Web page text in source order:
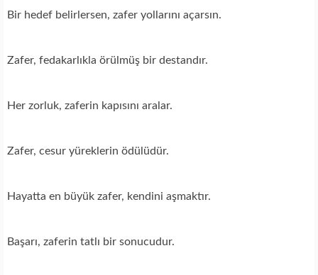
Bir hedef belirlersen, zafer yollarını açarsın.
Zafer, fedakarlıkla örülmüş bir destandır.
Her zorluk, zaferin kapısını aralar.
Zafer, cesur yüreklerin ödülüdür.
Hayatta en büyük zafer, kendini aşmaktır.
Başarı, zaferin tatlı bir sonucudur.